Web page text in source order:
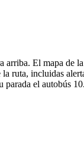
El mapa de
ruta, incluidas
parada el autobús 10.